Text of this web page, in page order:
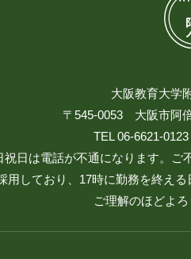
大阪教育大学
〒545-0053 大阪市阿
TEL 06-6621-
日は電話が不通になります。ご
しており、17時に勤務を終え
ご理解のほどよろ